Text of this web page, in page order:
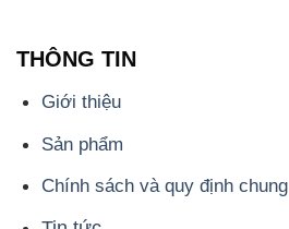
THÔNG TIN
Giới thiệu
Sản phẩm
Chính sách và quy định chung